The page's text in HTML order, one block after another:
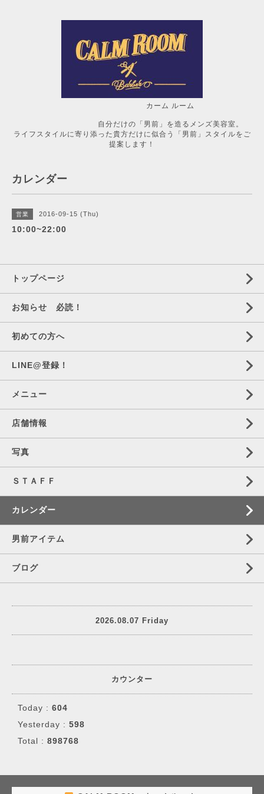
カーム ルーム
自分だけの「男前」を造るメンズ美容室。
ライフスタイルに寄り添った貴方だけに似合う「男前」スタイルをご
提案します！
カレンダー
営業 2016-09-15 (Thu)
10:00~22:00
トップページ
お知らせ 必読！
初めての方へ
LINE@登録！
メニュー
店舗情報
写真
ＳＴＡＦＦ
カレンダー
男前アイテム
ブログ
2026.08.07 Friday
カウンター
Today : 604
Yesterday : 598
Total : 898768